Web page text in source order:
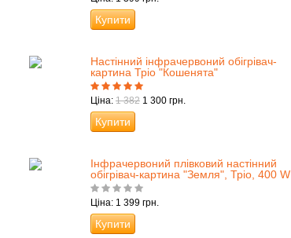
Купити
Настінний інфрачервоний обігрівач-
картина Тріо "Кошенята"
Ціна: 1 382 1 300 грн.
Купити
Інфрачервоний плівковий настінний
обігрівач-картина "Земля", Тріо, 400 W
Ціна: 1 399 грн.
Купити